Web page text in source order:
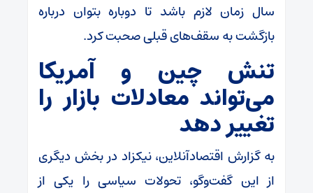
سال زمان لازم باشد تا دوباره بتوان درباره
بازگشت به سقف‌های قبلی صحبت کرد.
تنش چین و آمریکا
می‌تواند معادلات بازار را
تغییر دهد
به گزارش اقتصادآنلاین، نیکزاد در بخش دیگری
از این گفت‌وگو، تحولات سیاسی را یکی از